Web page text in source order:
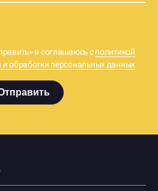
я соглашаюсь сполитикой
обработки персональных данных